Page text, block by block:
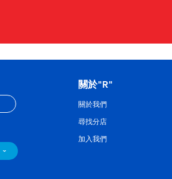
關於"R"
關於我們
尋找分店
加入我們